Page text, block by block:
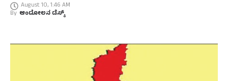
August 10, 1:46 AM
By ಆಂದೋಲನ ಡೆಸ್ಕ್